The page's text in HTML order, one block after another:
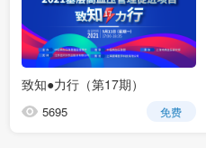
致知●力行（第17期）
5695 免费